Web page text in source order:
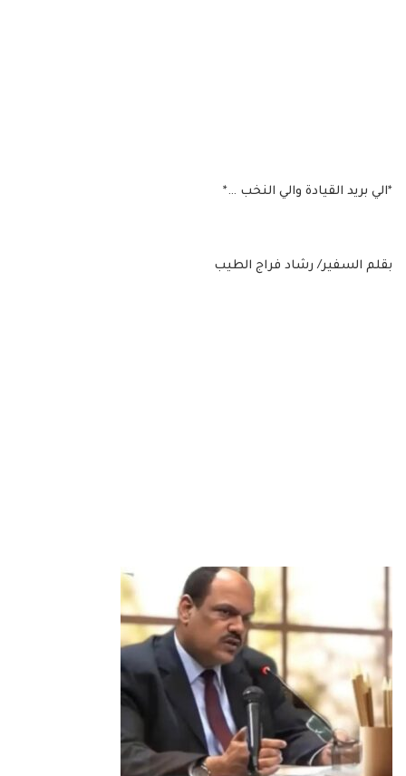
*الي بريد القيادة والي النخب …*
بقلم السفير/ رشاد فراج الطيب